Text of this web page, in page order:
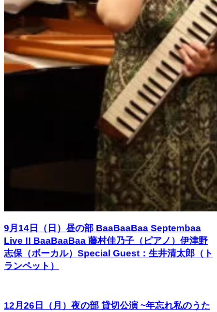
9月14日（日）昼の部 BaaBaaBaa Septembaa
Live !! BaaBaaBaa 藤村佳乃子（ピアノ）伊津野
志保（ボーカル）Special Guest：生井清太郎（ト
ランペット）
12月26日（月）夜の部 貸切公演 ~年忘れ私のうた